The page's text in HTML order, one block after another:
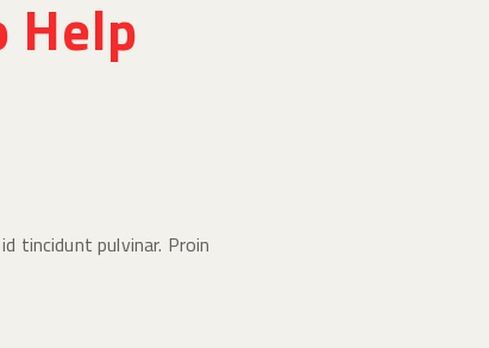
Help
tincidunt pulvinar. Proin